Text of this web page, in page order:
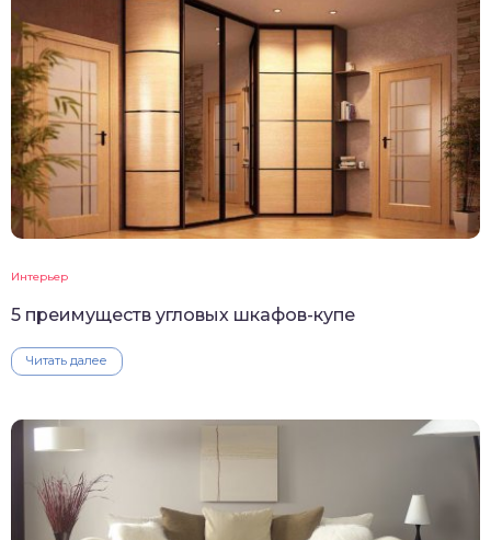
Интерьер
5 преимуществ угловых шкафов-купе
Читать далее